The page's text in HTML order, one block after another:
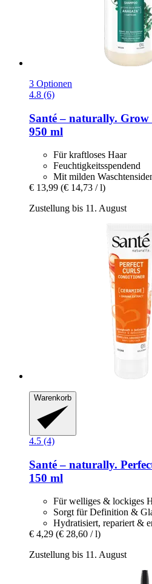
3 Optionen
4.8 (6)
Santé – naturally. Grow
950 ml
Für kraftloses Haar
Feuchtigkeitsspendend
Mit milden
€ 13,99 (€ 14,73 / l)
Zustellung bis 11. August
Warenkorb
4.5 (4)
Santé – naturally.
150 ml
Für welliges & lockiges
Sorgt für Definition &
Hydratisiert, repariert &
€ 4,29 (€ 28,60 / l)
Zustellung bis 11. August